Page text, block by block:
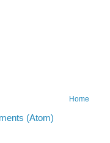
Home
(Atom)